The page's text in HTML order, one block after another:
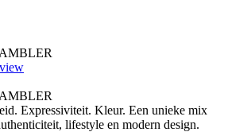
Expressiviteit. Kleur. Een unieke mix
lifestyle en modern design.